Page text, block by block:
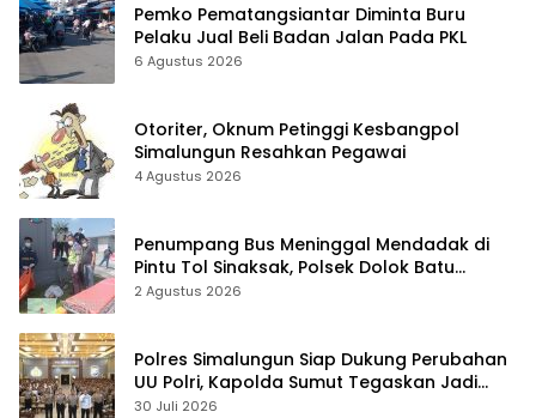
Pemko Pematangsiantar Diminta Buru
Pelaku Jual Beli Badan Jalan Pada PKL
6 Agustus 2026
Otoriter, Oknum Petinggi Kesbangpol
Simalungun Resahkan Pegawai
4 Agustus 2026
Penumpang Bus Meninggal Mendadak di
Pintu Tol Sinaksak, Polsek Dolok Batu
Nanggar Gerak Cepat Olah TKP
2 Agustus 2026
Polres Simalungun Siap Dukung Perubahan
UU Polri, Kapolda Sumut Tegaskan Jadi
Fondasi Penguatan Profesionalisme dan
30 Juli 2026